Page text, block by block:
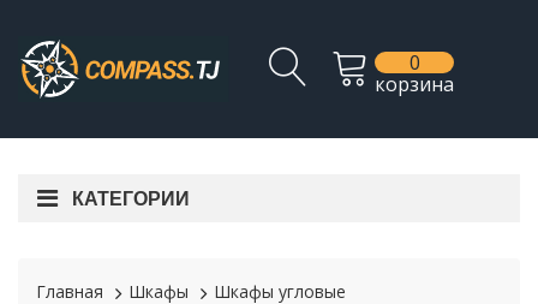
0
корзина
КАТЕГОРИИ
Главная Шкафы Шкафы угловые